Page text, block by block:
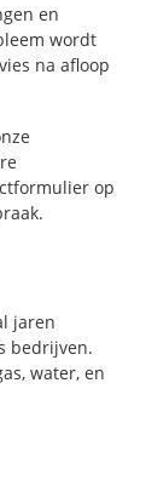
en
wordt
na afloop
op
jaren
bedrijven.
water, en